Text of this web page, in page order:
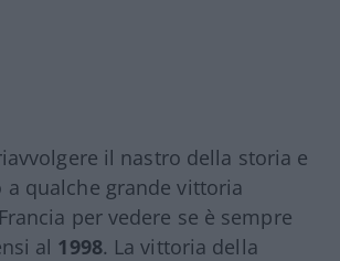
il nastro della storia e
qualche grande vittoria
per vedere se è sempre
al 1998. La vittoria della